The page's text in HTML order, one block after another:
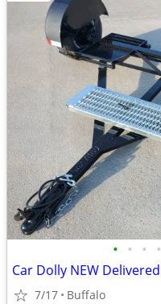
• • • •
7/17 Buffalo